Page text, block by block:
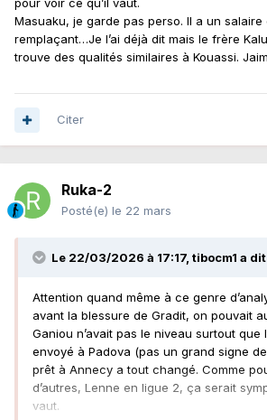
Masuaku, je garde pas perso. Il a un salaire
remplaçant…Je l’ai déjà dit mais le frère
trouve des qualités similaires à Kouassi.
Citer
Ruka-2
Posté(e) le 22 mars
Le 22/03/2026 à 17:17, tibocm1 a dit
Attention quand même à ce genre
avant la blessure de Gradit, on pouvait
Ganiou n’avait pas le niveau surtout que
envoyé à Padova (pas un grand signe
prêt à Annecy a tout changé. Comme
d’autres, Lenne en ligue 2, ça serait
vaut.